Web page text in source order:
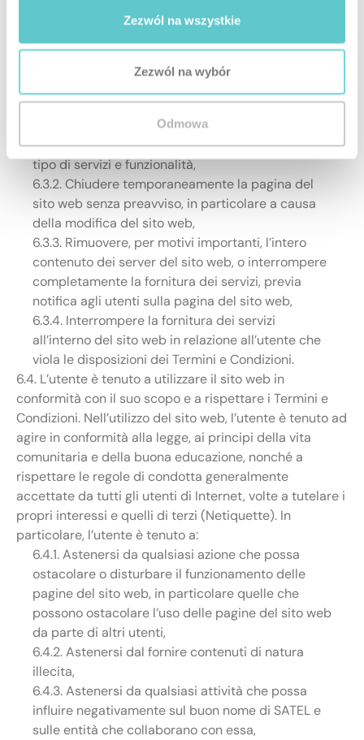
Zezwól na wszystkie
Zezwól na wybór
Odmowa
verificarsi alcune interruzioni nel funzionamento della
pagina del sito web, di cui SATEL informerà gli utenti
nelle modalità a sua disposizione, in particolare
6.3. SATEL si riserva il diritto di:
6.3.1. Modificare le funzionalità e le capacità della
pagina del sito web, in particolare l’ambito e il
tipo di servizi e funzionalità,
6.3.2. Chiudere temporaneamente la pagina del
sito web senza preavviso, in particolare a causa
della modifica del sito web,
6.3.3. Rimuovere, per motivi importanti, l’intero
contenuto dei server del sito web, o interrompere
completamente la fornitura dei servizi, previa
notifica agli utenti sulla pagina del sito web,
6.3.4. Interrompere la fornitura dei servizi
all’interno del sito web in relazione all’utente che
viola le disposizioni dei Termini e Condizioni.
6.4. L’utente è tenuto a utilizzare il sito web in
conformità con il suo scopo e a rispettare i Termini e
Condizioni. Nell’utilizzo del sito web, l’utente è tenuto ad
agire in conformità alla legge, ai principi della vita
comunitaria e della buona educazione, nonché a
rispettare le regole di condotta generalmente
accettate da tutti gli utenti di Internet, volte a tutelare i
propri interessi e quelli di terzi (Netiquette). In
particolare, l’utente è tenuto a:
6.4.1. Astenersi da qualsiasi azione che possa
ostacolare o disturbare il funzionamento delle
pagine del sito web, in particolare quelle che
possono ostacolare l’uso delle pagine del sito web
da parte di altri utenti,
6.4.2. Astenersi dal fornire contenuti di natura
illecita,
6.4.3. Astenersi da qualsiasi attività che possa
influire negativamente sul buon nome di SATEL e
sulle entità che collaborano con essa,